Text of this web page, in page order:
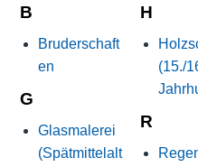
B
Bruderschaft
en
G
Glasmalerei
(Spätmittelalt
H
(15./
R